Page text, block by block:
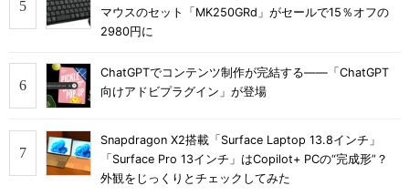
マウスのセット「MK250GRd」がセールで15％オフの
2980円に
ChatGPTでコンテンツ制作が完結する――「ChatGPT
向けアドビプラグイン」が登場
Snapdragon X2搭載「Surface Laptop 13.8インチ」
「Surface Pro 13インチ」はCopilot+ PCの“完成形”？
外観をじっくりとチェックしてみた